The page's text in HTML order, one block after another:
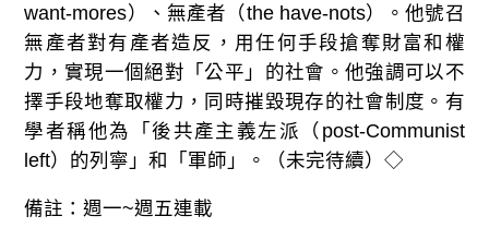
want-mores）、無產者（the have-nots）。他號召
無產者對有產者造反，用任何手段搶奪財富和權
力，實現一個絕對「公平」的社會。他強調可以不
擇手段地奪取權力，同時摧毀現存的社會制度。有
學者稱他為「後共產主義左派（post-Communist
left）的列寧」和「軍師」。（未完待續）◇
備註：週一~週五連載